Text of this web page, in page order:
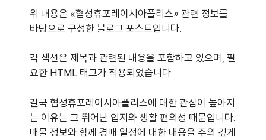
위 내용은 «협성휴포레이시아폴리스» 관련 정보를
바탕으로 구성한 블로그 포스트입니다.
각 섹션은 제목과 관련된 내용을 포함하고 있으며, 필
요한 HTML 태그가 적용되었습니다
결국 협성휴포레이시아폴리스에 대한 관심이 높아지
는 이유는 그 뛰어난 입지와 생활 편의성 때문입니다.
매물 정보와 함께 경매 일정에 대한 내용을 주의 깊게